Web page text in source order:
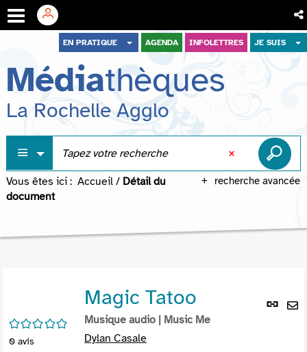
menu
contenu
recherche
EN PRATIQUE AGENDA INFOLETTRES JE SUIS
Médiathèques
La Rochelle Agglo
recherche avancée
Vous êtes ici : Accueil / Détail du
document
Lien
/5
0 avis
Magic Tatoo
Musique audio | Music Me
Dylan Casale